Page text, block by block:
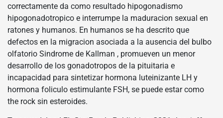
correctamente da como resultado hipogonadismo
hipogonadotropico e interrumpe la maduracion sexual en
ratones y humanos. En humanos se ha descrito que
defectos en la migracion asociada a la ausencia del bulbo
olfatorio Sindrome de Kallman , promueven un menor
desarrollo de los gonadotropos de la pituitaria e
incapacidad para sintetizar hormona luteinizante LH y
hormona foliculo estimulante FSH, se puede estar como
the rock sin esteroides.